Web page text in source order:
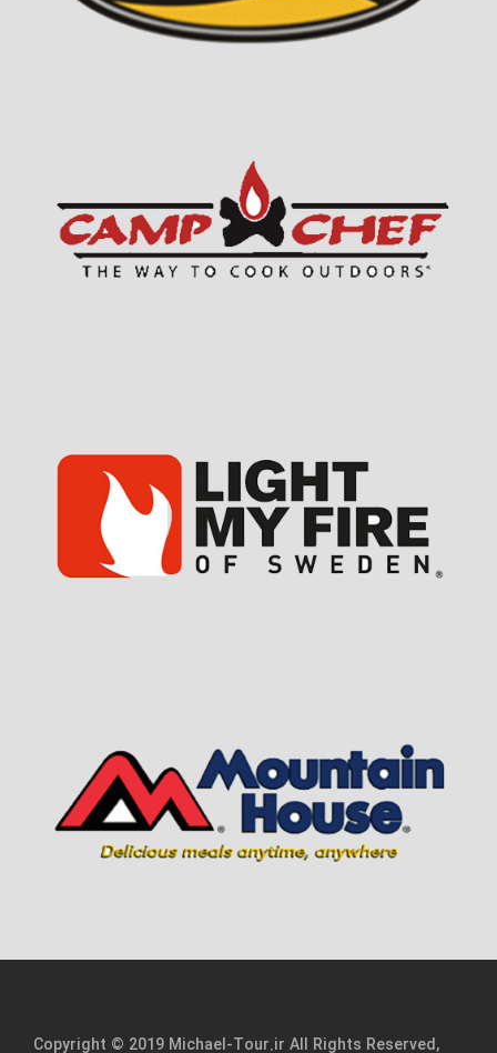
Copyright © 2019 Michael-Tour.ir All Rights Reserved,